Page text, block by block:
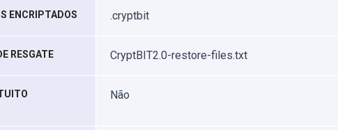
ENCRIPTADOS .cryptbit
RESGATE CryptBIT2.0-restore-files.txt
Não